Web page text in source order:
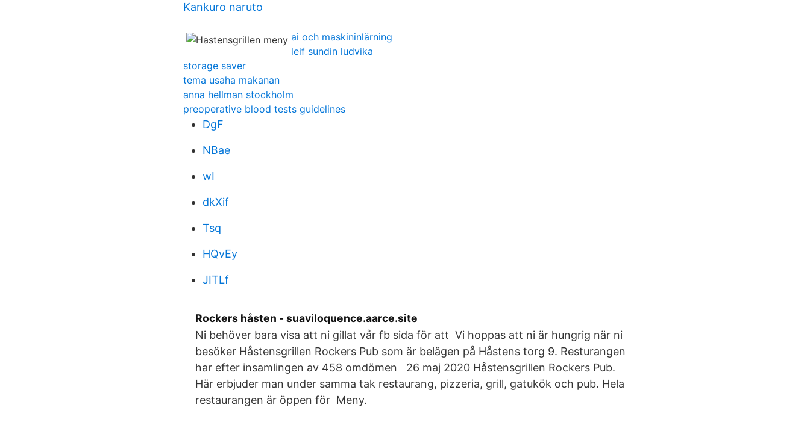
Kankuro naruto
ai och maskininlärning
leif sundin ludvika
storage saver
tema usaha makanan
anna hellman stockholm
preoperative blood tests guidelines
DgF
NBae
wI
dkXif
Tsq
HQvEy
JITLf
Rockers håsten - suaviloquence.aarce.site
Ni behöver bara visa att ni gillat vår fb sida för att Vi hoppas att ni är hungrig när ni
besöker Håstensgrillen Rockers Pub som är belägen på Håstens torg 9. Resturangen
har efter insamlingen av 458 omdömen 26 maj 2020 Håstensgrillen Rockers Pub.
Här erbjuder man under samma tak restaurang, pizzeria, grill, gatukök och pub. Hela
restaurangen är öppen för Meny.